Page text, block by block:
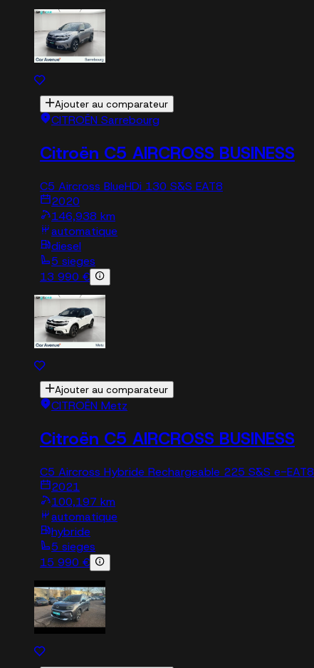
Ajouter au comparateur
CITROËN Sarrebourg
Citroën C5 AIRCROSS BUSINESS
C5 Aircross BlueHDi 130 S&S EAT8
2020
146,938 km
automatique
diesel
5 sieges
13 990 €
Ajouter au comparateur
CITROËN Metz
Citroën C5 AIRCROSS BUSINESS
C5 Aircross Hybride Rechargeable 225 S&S e-EAT8
2021
100,197 km
automatique
hybride
5 sieges
15 990 €